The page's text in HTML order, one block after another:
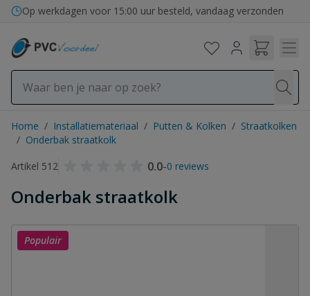
Ga naar de inhoud
Op werkdagen voor 15:00 uur besteld, vandaag verzonden
Home / Installatiemateriaal / Putten & Kolken / Straatkolken
/ Onderbak straatkolk
Artikel 512
0.0-0 reviews
Onderbak straatkolk
Populair